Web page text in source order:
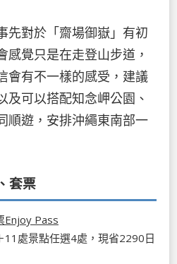
先對於「齋場御嶽」有初
感覺只是在走登山步道，
會有不一樣的感受，建議
及可以搭配知念岬公園、
順遊，安排沖繩東南部一
套票
Enjoy Pass
11處景點任選4處，現省2290日